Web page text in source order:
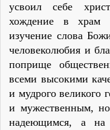
усвоил себе
хождение в храм
изучение слова
человеколюбия и
поприще
всеми высокими
и мудрого великого
и мужественным,
надеющимся, а